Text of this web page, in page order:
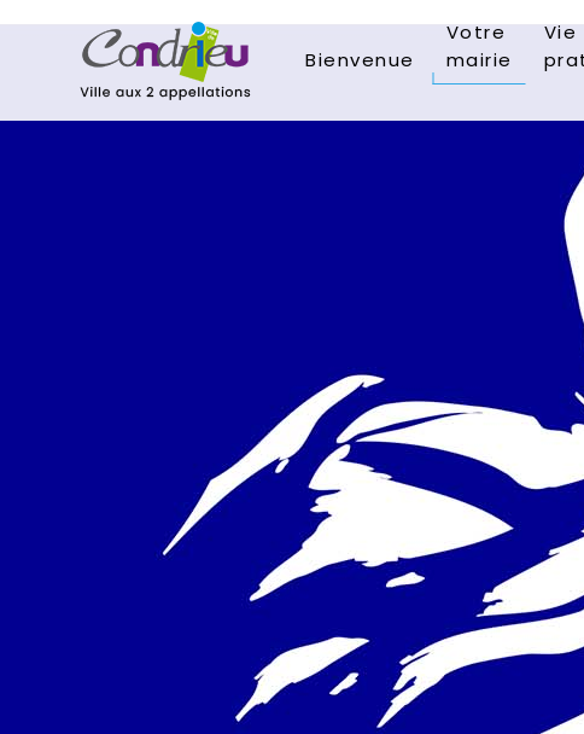
Bienvenue
Votre
mairie
Vie